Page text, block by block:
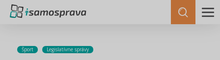
Šport Legislatívne správy